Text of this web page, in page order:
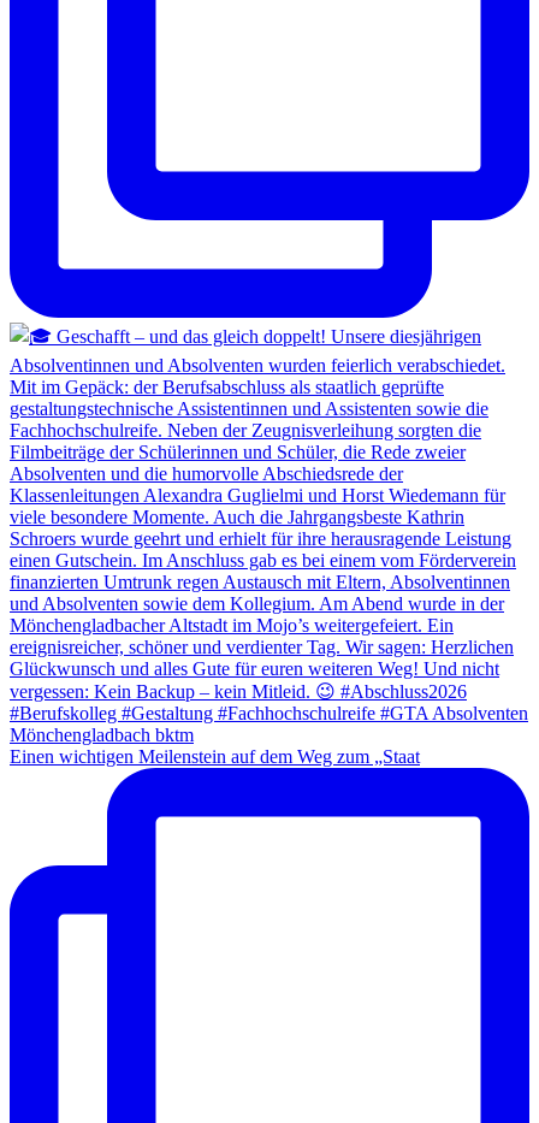
Einen wichtigen Meilenstein auf dem Weg zum „Staat